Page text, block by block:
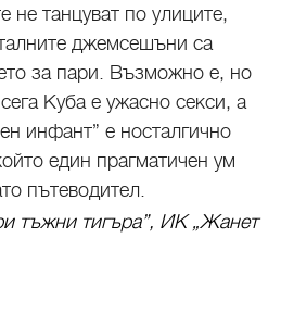
не танцуват по улиците,
джемсешъни са
за пари. Възможно е, но
Куба е ужасно секси, а
инфант” е носталгично
един прагматичен ум
пътеводител.
тъжни тигъра”, ИК „Жанет